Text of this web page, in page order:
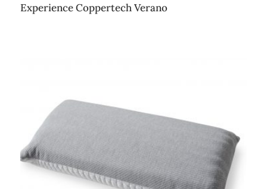
Experience Coppertech Verano